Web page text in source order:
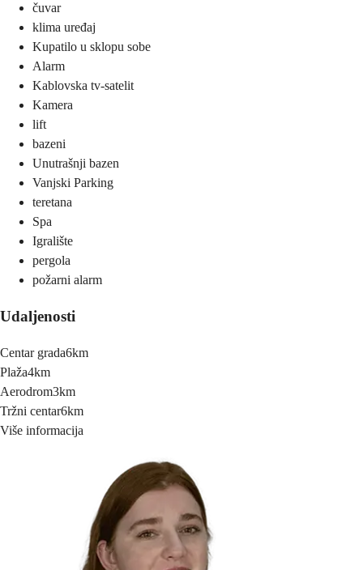
čuvar
klima uređaj
Kupatilo u sklopu sobe
Alarm
Kablovska tv-satelit
Kamera
lift
bazeni
Unutrašnji bazen
Vanjski Parking
teretana
Spa
Igralište
pergola
požarni alarm
Udaljenosti
Centar grada6km
Plaža4km
Aerodrom3km
Tržni centar6km
Više informacija